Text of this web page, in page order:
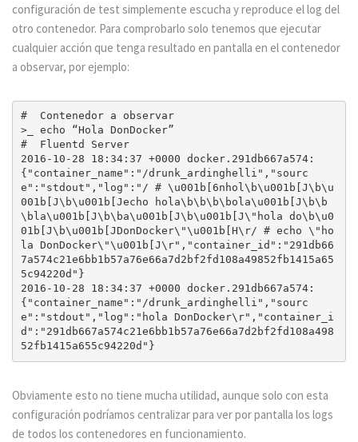
configuración de test simplemente escucha y reproduce el log del
otro contenedor. Para comprobarlo solo tenemos que ejecutar
cualquier acción que tenga resultado en pantalla en el contenedor
a observar, por ejemplo:
#  Contenedor a observar
>_ echo “Hola DonDocker”
#  Fluentd Server
2016-10-28 18:34:37 +0000 docker.291db667a574:
{"container_name":"/drunk_ardinghelli","sourc
e":"stdout","log":"/ # \u001b[6nhol\b\u001b[J\b\u
001b[J\b\u001b[Jecho hola\b\b\b\bola\u001b[J\b\b
\bla\u001b[J\b\ba\u001b[J\b\u001b[J\"hola do\b\u0
01b[J\b\u001b[JDonDocker\"\u001b[H\r/ # echo \"ho
la DonDocker\"\u001b[J\r","container_id":"291db66
7a574c21e6bb1b57a76e66a7d2bf2fd108a49852fb1415a65
5c94220d"}
2016-10-28 18:34:37 +0000 docker.291db667a574:
{"container_name":"/drunk_ardinghelli","sourc
e":"stdout","log":"hola DonDocker\r","container_i
d":"291db667a574c21e6bb1b57a76e66a7d2bf2fd108a498
Obviamente esto no tiene mucha utilidad, aunque solo con esta
configuración podríamos centralizar para ver por pantalla los logs
de todos los contenedores en funcionamiento.